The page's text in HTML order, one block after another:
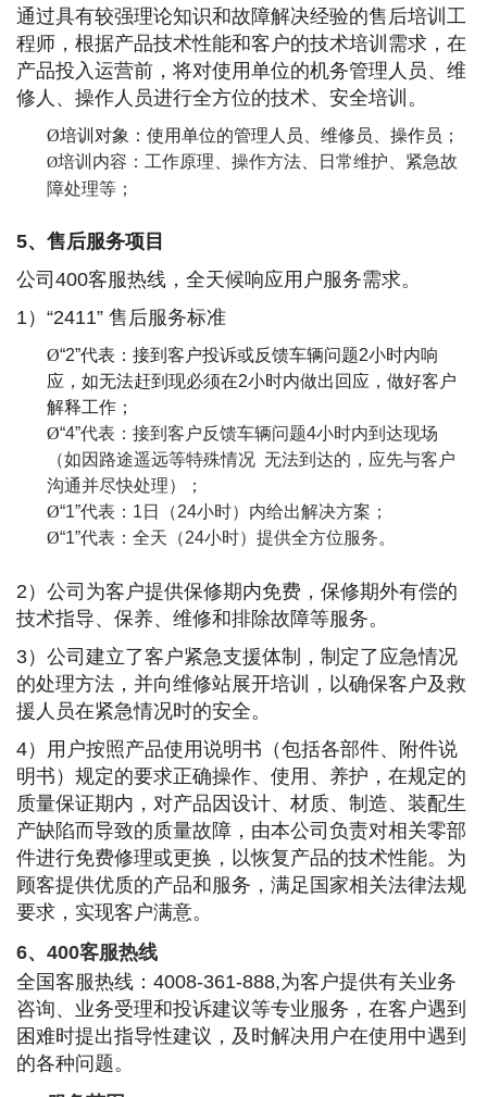
通过具有较强理论知识和故障解决经验的售后培训工
程师，根据产品技术性能和客户的技术培训需求，在
产品投入运营前，将对使用单位的机务管理人员、维
修人、操作人员进行全方位的技术、安全培训。
Ø培训对象：使用单位的管理人员、维修员、操作员；
Ø培训内容：工作原理、操作方法、日常维护、紧急故
障处理等；
5、售后服务项目
公司 400客服热线，全天候响应用户服务需求。
1） “2411” 售后服务标准
Ø“2”代表：接到客户投诉或反馈车辆问题2小时内响
应，如无法赶到现必须在2小时内做出回应，做好客户
解释工作；
Ø“4”代表：接到客户反馈车辆问题4小时内到达现场
（如因路途遥远等特殊情况 无法到达的，应先与客户
沟通并尽快处理）；
Ø“1”代表：1日（24小时）内给出解决方案；
Ø“1”代表：全天（24小时）提供全方位服务。
2）公司为客户提供保修期内免费，保修期外有偿的
技术指导、保养、维修和排除故障等服务。
3）公司建立了客户紧急支援体制，制定了应急情况
的处理方法，并向维修站展开培训，以确保客户及救
援人员在紧急情况时的安全。
4）用户按照产品使用说明书（包括各部件、附件说
明书）规定的要求正确操作、使用、养护，在规定的
质量保证期内，对产品因设计、材质、制造、装配生
产缺陷而导致的质量故障，由本公司负责对相关零部
件进行免费修理或更换，以恢复产品的技术性能。为
顾客提供优质的产品和服务，满足国家相关法律法规
要求，实现客户满意。
6、 400客服热线
全国客服热线： 4008-361-888,为客户提供有关业务
咨询、业务受理和投诉建议等专业服务，在客户遇到
困难时提出指导性建议，及时解决用户在使用中遇到
的各种问题。